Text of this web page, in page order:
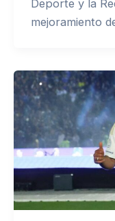
Deporte y la
mejoramiento